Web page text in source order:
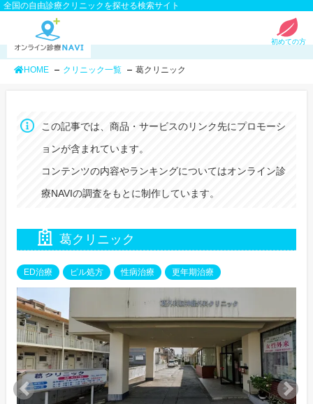
全国の自由診療クリニックを探せる検索サイト
初めての方
HOME クリニック一覧 葛クリニック
この記事では、商品・サービスのリンク先にプロモーシ
ョンが含まれています。
コンテンツの内容やランキングについてはオンライン診
療NAVIの調査をもとに制作しています。
葛クリニック
ED治療 ピル処方 性病治療 更年期治療